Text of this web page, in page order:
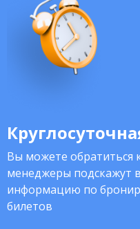
Вы можете
менеджеры подскажут
информацию по
билетов